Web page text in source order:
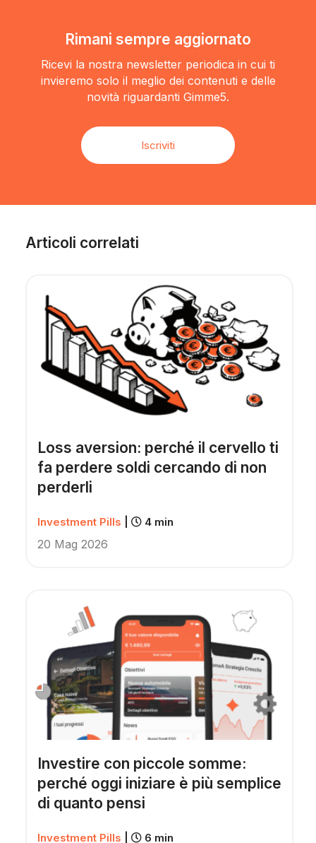
Rimani sempre aggiornato
Ricevi la nostra newsletter periodica in cui ti
invieremo solo il meglio dei contenuti e delle
novità riguardanti Gimme5.
Iscriviti
Articoli correlati
Loss aversion: perché il cervello ti
fa perdere soldi cercando di non
perderli
Investment Pills 4 min
20 Mag 2026
Investire con piccole somme:
perché oggi iniziare è più semplice
di quanto pensi
Investment Pills 6 min